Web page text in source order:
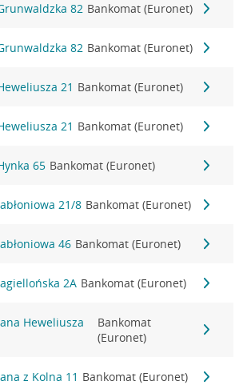
82 Bankomat (Euronet)
82 Bankomat (Euronet)
21 Bankomat (Euronet)
21 Bankomat (Euronet)
65 Bankomat (Euronet)
21/8 Bankomat (Euronet)
46 Bankomat (Euronet)
2A Bankomat (Euronet)
Heweliusza
Bankomat
(Euronet)
z Kolna 11 Bankomat (Euronet)